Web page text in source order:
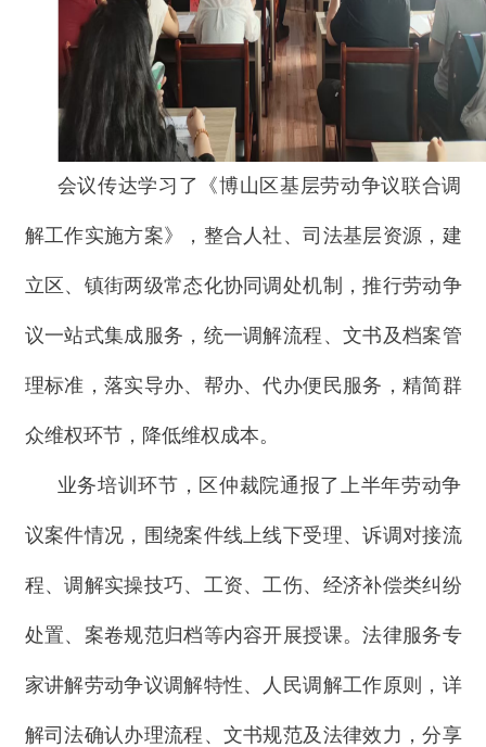
会议传达学习了《博山区基层劳动争议联合调
解工作实施方案》，整合人社、司法基层资源，建
立区、镇街两级常态化协同调处机制，推行劳动争
议一站式集成服务，统一调解流程、文书及档案管
理标准，落实导办、帮办、代办便民服务，精简群
众维权环节，降低维权成本。
业务培训环节，区仲裁院通报了上半年劳动争
议案件情况，围绕案件线上线下受理、诉调对接流
程、调解实操技巧、工资、工伤、经济补偿类纠纷
处置、案卷规范归档等内容开展授课。法律服务专
家讲解劳动争议调解特性、人民调解工作原则，详
解司法确认办理流程、文书规范及法律效力，分享